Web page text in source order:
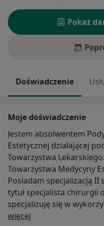
Pokaż
Doświadczenie
Moje doświadczenie
Jestem absolwentem
Estetycznej działającej
Towarzystwa
Towarzystwa Medycyny
Posiadam specjalizacją
tytuł specjalista chirurgii
specjalizuję się w
w chirurgii i medycynie
więcej